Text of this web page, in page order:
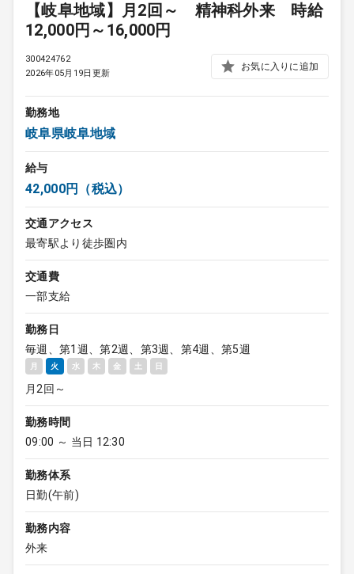
【岐阜地域】月2回～ 精神科外来 時給
12,000円～16,000円
300424762
2026年05月19日更新
お気に入りに追加
勤務地
岐阜県岐阜地域
給与
42,000円（税込）
交通アクセス
最寄駅より徒歩圏内
交通費
一部支給
勤務日
毎週、第1週、第2週、第3週、第4週、第5週
月 火 水 木 金 土 日
月2回～
勤務時間
09:00 ～ 当日 12:30
勤務体系
日勤(午前)
勤務内容
外来